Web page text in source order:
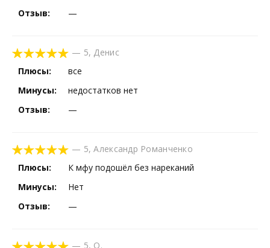
Отзыв:
—
— 5, Денис
Плюсы:
все
Минусы:
недостатков нет
Отзыв:
—
— 5,Александр Романченко
Плюсы:
К мфу подошёл без нареканий
Минусы:
Нет
Отзыв:
—
— 5, О.